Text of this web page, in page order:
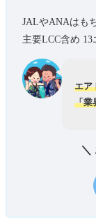
JALやANAはも
主要LCC含め
エア
「業
＼